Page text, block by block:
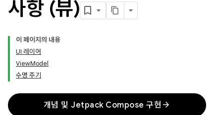
사항 (뷰)
이 페이지의 내용
UI 레이어
ViewModel
수명 주기
개념 및 Jetpack Compose 구현 arrow_forward